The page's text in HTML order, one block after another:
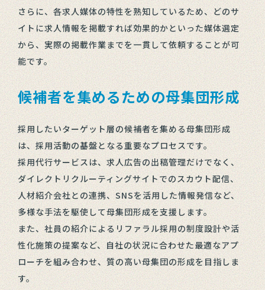
さらに、各求人媒体の特性を熟知しているため、どのサ
イトに求人情報を掲載すれば効果的かといった媒体選定
から、実際の掲載作業までを一貫して依頼することが可
能です。
候補者を集めるための母集団形成
採用したいターゲット層の候補者を集める母集団形成
は、採用活動の基盤となる重要なプロセスです。
採用代行サービスは、求人広告の出稿管理だけでなく、
ダイレクトリクルーティングサイトでのスカウト配信、
人材紹介会社との連携、SNSを活用した情報発信など、
多様な手法を駆使して母集団形成を支援します。
また、社員の紹介によるリファラル採用の制度設計や活
性化施策の提案など、自社の状況に合わせた最適なアプ
ローチを組み合わせ、質の高い母集団の形成を目指しま
す。